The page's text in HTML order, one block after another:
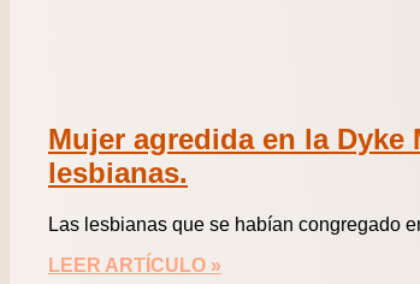
Mujer agredida en la
lesbianas.
Las lesbianas que se habían congregado
LEER ARTÍCULO »